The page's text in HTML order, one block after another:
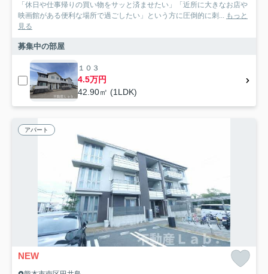
「休日や仕事帰りの買い物をサッと済ませたい」「近所に大きなお店や
映画館がある便利な場所で過ごしたい」という方に圧倒的に刺... もっと
見る
募集中の部屋
１０３
4.5万円
42.90㎡ (1LDK)
アパート
NEW